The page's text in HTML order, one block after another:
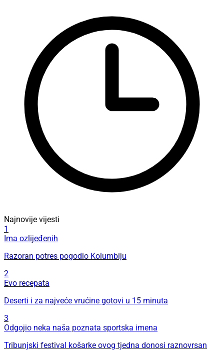
Najnovije vijesti
1
Ima ozlijeđenih
Razoran potres pogodio Kolumbiju
2
Evo recepata
Deserti i za najveće vrućine gotovi u 15 minuta
3
Odgojio neka naša poznata sportska imena
Tribunjski festival košarke ovog tjedna donosi raznovrsan